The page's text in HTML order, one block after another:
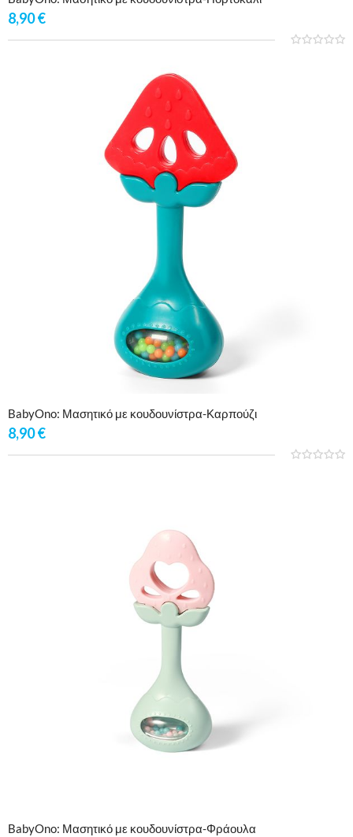
8,90€
BabyOno: Μασητικό με κουδουνίστρα-Καρπούζι
8,90€
BabyOno: Μασητικό με κουδουνίστρα-Φράουλα